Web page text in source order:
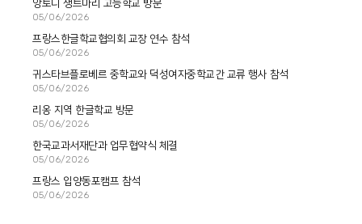
앙토니 생트마리 고등학교 방문
05/06/2026
프랑스한글학교협의회 교장 연수 참석
05/06/2026
귀스타브플로베르 중학교와 덕성여자중학교간 교류 행사 참석
05/06/2026
리옹 지역 한글학교 방문
05/06/2026
한국교과서재단과 업무협약식 체결
05/06/2026
프랑스 입양동포캠프 참석
05/06/2026